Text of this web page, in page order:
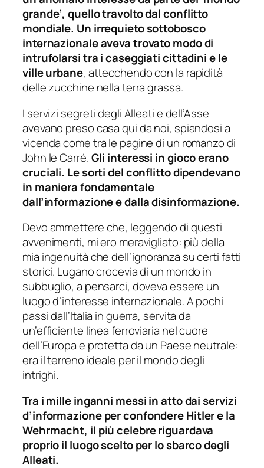
grande’, quello travolto dal conflitto
mondiale. Un irrequieto sottobosco
internazionale aveva trovato modo di
intrufolarsi tra i caseggiati cittadini e le
ville urbane, attecchendo con la rapidità
delle zucchine nella terra grassa.
I servizi segreti degli Alleati e dell’Asse
avevano preso casa qui da noi, spiandosi a
vicenda come tra le pagine di un romanzo di
John le Carré.Gli interessi in gioco erano
cruciali. Le sorti del conflitto dipendevano
in maniera fondamentale
dall’informazione e dalla disinformazione.
Devo ammettere che, leggendo di questi
avvenimenti, mi ero meravigliato: più della
mia ingenuità che dell’ignoranza su certi fatti
storici. Lugano crocevia di un mondo in
subbuglio, a pensarci, doveva essere un
luogo d’interesse internazionale. A pochi
passi dall’Italia in guerra, servita da
un’efficiente linea ferroviaria nel cuore
dell’Europa e protetta da un Paese neutrale:
era il terreno ideale per il mondo degli
intrighi.
Tra i mille inganni messi in atto dai servizi
d’informazione per confondere Hitler e la
Wehrmacht, il più celebre riguardava
proprio il luogo scelto per lo sbarco degli
Alleati.